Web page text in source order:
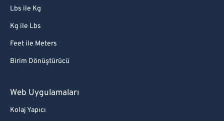
Lbs ile Kg
Kg ile Lbs
Feet ile Meters
Birim Dönüştürücü
Web Uygulamaları
Kolaj Yapıcı